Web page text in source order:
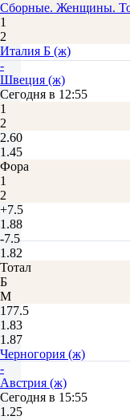
Сборные. Женщины.
1
2
Италия Б (ж)
-
Швеция (ж)
Сегодня в 12:55
1
2
2.60
1.45
Фора
1
2
+7.5
1.88
-7.5
1.82
Тотал
Б
М
177.5
1.83
1.87
Черногория (ж)
-
Австрия (ж)
Сегодня в 15:55
1.25